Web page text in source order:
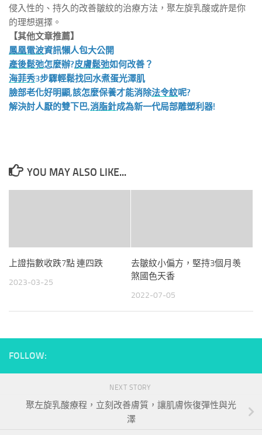
侵入性的、持久的改善皺紋的治療方法，聚左旋乳酸或許是你
的理想選擇。
【其他文章推薦】
鳳凰電波資訊懶人包大公開
產後鬆弛怎麼辦?皮膚鬆弛如何改善？
海菲秀3步驟輕鬆找回水煮蛋光澤肌
臉部老化好明顯,該怎麼保養才能消除法令紋呢?
解決討人厭的雙下巴,消脂針成為新一代局部雕塑利器!
YOU MAY ALSO LIKE...
上證指數收跌7點 連四跌
2023-03-25
去皺紋小偏方，堅持3個月羡
煞國色天香
2022-07-05
FOLLOW:
NEXT STORY
聚左旋乳酸療程，立刻改善膚質，讓肌膚恢復彈性與光
澤